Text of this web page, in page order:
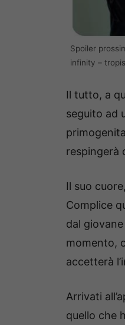
Spoiler
infinity –
Il tutto, a
seguito ad
respingerà
Il suo
Complice
dal
momento,
accetterà
Arrivati
quello che